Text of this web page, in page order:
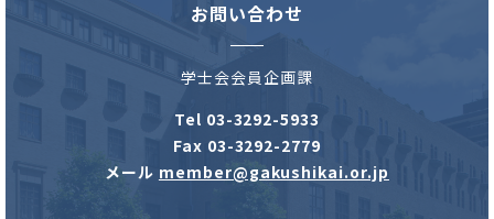
お問い合わせ
学士会会員企画課
Tel 03-3292-5933
Fax 03-3292-2779
メール member@gakushikai.or.jp